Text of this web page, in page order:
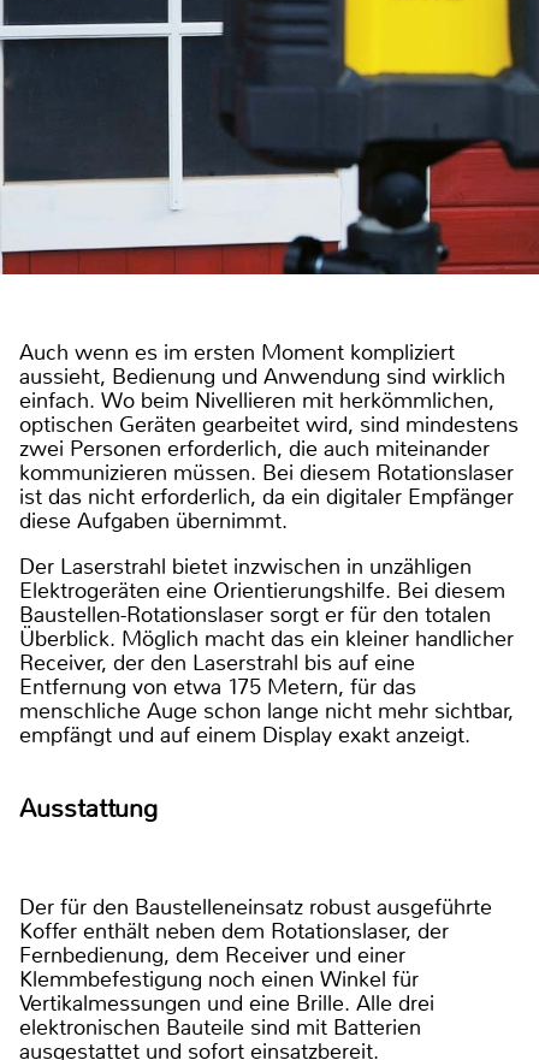
Auch wenn es im ersten Moment kompliziert
aussieht, Bedienung und Anwendung sind wirklich
einfach. Wo beim Nivellieren mit herkömmlichen,
optischen Geräten gearbeitet wird, sind mindestens
zwei Personen erforderlich, die auch miteinander
kommunizieren müssen. Bei diesem Rotationslaser
ist das nicht erforderlich, da ein digitaler Empfänger
diese Aufgaben übernimmt.
Der Laserstrahl bietet inzwischen in unzähligen
Elektrogeräten eine Orientierungshilfe. Bei diesem
Baustellen-Rotationslaser sorgt er für den totalen
Überblick. Möglich macht das ein kleiner handlicher
Receiver, der den Laserstrahl bis auf eine
Entfernung von etwa 175 Metern, für das
menschliche Auge schon lange nicht mehr sichtbar,
empfängt und auf einem Display exakt anzeigt.
Ausstattung
Der für den Baustelleneinsatz robust ausgeführte
Koffer enthält neben dem Rotationslaser, der
Fernbedienung, dem Receiver und einer
Klemmbefestigung noch einen Winkel für
Vertikalmessungen und eine Brille. Alle drei
elektronischen Bauteile sind mit Batterien
ausgestattet und sofort einsatzbereit.